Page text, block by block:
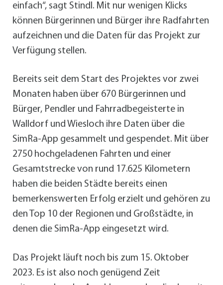
einfach“, sagt Stindl. Mit nur wenigen Klicks
können Bürgerinnen und Bürger ihre Radfahrten
aufzeichnen und die Daten für das Projekt zur
Verfügung stellen.
Bereits seit dem Start des Projektes vor zwei
Monaten haben über 670 Bürgerinnen und
Bürger, Pendler und Fahrradbegeisterte in
Walldorf und Wiesloch ihre Daten über die
SimRa-App gesammelt und gespendet. Mit über
2750 hochgeladenen Fahrten und einer
Gesamtstrecke von rund 17.625 Kilometern
haben die beiden Städte bereits einen
bemerkenswerten Erfolg erzielt und gehören zu
den Top 10 der Regionen und Großstädte, in
denen die SimRa-App eingesetzt wird.
Das Projekt läuft noch bis zum 15. Oktober
2023. Es ist also noch genügend Zeit